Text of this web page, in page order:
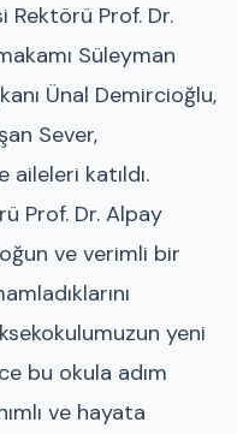
Prof. Dr.
Süleyman
Ünal Demircioğlu,
Sever,
katıldı.
Prof. Dr. Alpay
ve verimli bir
yeni
bu okula adım
ve hayata